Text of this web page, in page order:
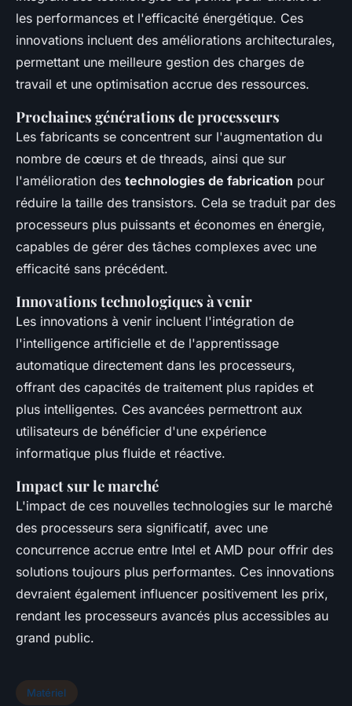
les performances et l'efficacité énergétique. Ces
innovations incluent des améliorations architecturales,
permettant une meilleure gestion des charges de
travail et une optimisation accrue des ressources.
Prochaines générations de processeurs
Les fabricants se concentrent sur l'augmentation du
nombre de cœurs et de threads, ainsi que sur
l'amélioration des technologies de fabrication pour
réduire la taille des transistors. Cela se traduit par des
processeurs plus puissants et économes en énergie,
capables de gérer des tâches complexes avec une
efficacité sans précédent.
Innovations technologiques à venir
Les innovations à venir incluent l'intégration de
l'intelligence artificielle et de l'apprentissage
automatique directement dans les processeurs,
offrant des capacités de traitement plus rapides et
plus intelligentes. Ces avancées permettront aux
utilisateurs de bénéficier d'une expérience
informatique plus fluide et réactive.
Impact sur le marché
L'impact de ces nouvelles technologies sur le marché
des processeurs sera significatif, avec une
concurrence accrue entre Intel et AMD pour offrir des
solutions toujours plus performantes. Ces innovations
devraient également influencer positivement les prix,
rendant les processeurs avancés plus accessibles au
grand public.
Matériel